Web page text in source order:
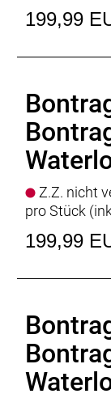
199,99
Z.Z. nicht
pro Stück
199,99